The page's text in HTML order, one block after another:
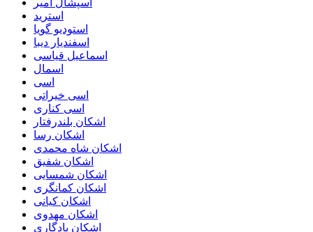
استرید
استودیو گویا
اسفندیار دیبا
اسماعیل قیاسی
اسمال
اسی
اسی خیراتی
اسی کناری
اشکان بلندرفتار
اشکان رسا
اشکان شاه محمدی
اشکان شفیق
اشکان شمسایی
اشکان‌ کمانگری
اشکان کیانی
اشکان مهدوی
اشکان یادگاری